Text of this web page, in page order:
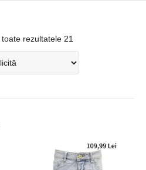
rezultatele 21